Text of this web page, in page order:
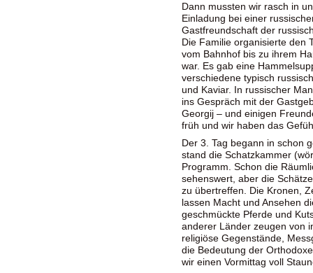
Dann mussten wir rasch in
Einladung bei einer
Gastfreundschaft der
Die Familie organisierte den
vom Bahnhof bis zu ihrem
war. Es gab eine
verschiedene typisch
und Kaviar. In russischer
ins Gespräch mit der
Georgij – und einigen
früh und wir haben das
Der 3. Tag begann in schon
stand die Schatzkammer
Programm. Schon die
sehenswert, aber die
zu übertreffen. Die Kronen,
lassen Macht und Ansehen
geschmückte Pferde und
anderer Länder zeugen von
religiöse Gegenstände,
die Bedeutung der
wir einen Vormittag voll